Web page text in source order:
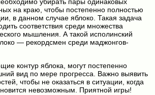
на краю, чтобы постепенно полностью
в данном случае яблоко. Такая задача
соответствия среди множества
мышления. А такой исполинский
— рекордсмен среди маджонгов-
контур яблока, могут постепенно
вид по мере прогресса. Важно выявить
чтобы не оказаться в ситуации, когда
невозможным. Приятной игры!